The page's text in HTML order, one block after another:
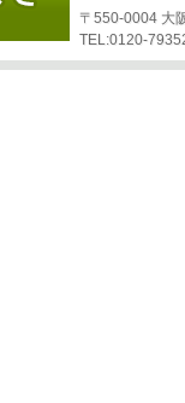
〒550-0004 大
TEL:0120-